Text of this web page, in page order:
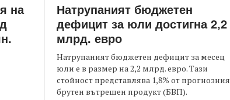
на
Натрупаният бюджетен
дефицит за юли достигна 2,2
млрд. евро
Натрупаният бюджетен дефицит за месец
юли е в размер на 2,2 млрд. евро. Тази
стойност представлява 1,8% от прогнозния
брутен вътрешен продукт (БВП).